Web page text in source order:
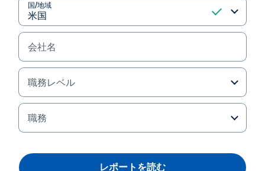
国/地域
会社名
職務レベル
職務
レポートを読む